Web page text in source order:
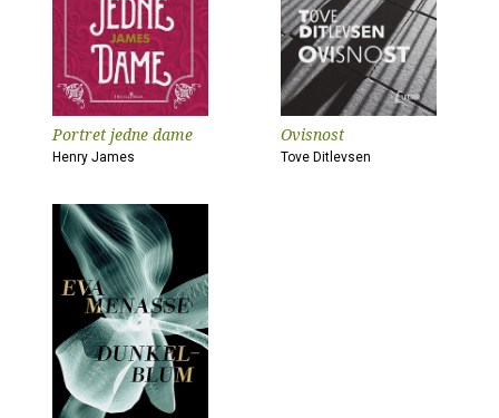
Portret jedne dame
Henry James
Ovisnost
Tove Ditlevsen